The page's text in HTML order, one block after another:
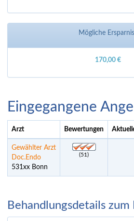
Mögliche
170,00 €
Eingegangene
Arzt Bewertungen
Gewählter Arzt
Doc.Endo
531xx Bonn
(51)
Behandlungsdetails zum